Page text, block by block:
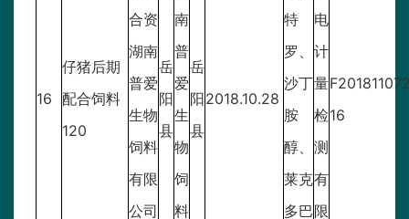
16
仔猪后期
配合饲料
120
合资
湖南
普爱
生物
饲料
有限
公司
岳
阳
县
南
普
爱
生
物
饲
料
岳
阳
县
2018.10.28
特
罗、
沙丁
胺
醇、
莱克
多巴
电
计
量
检
测
有
限
16